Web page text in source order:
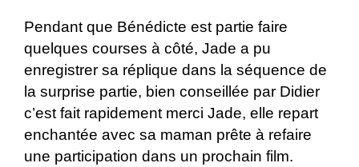
Pendant que Bénédicte est partie faire
quelques courses à côté, Jade a pu
enregistrer sa réplique dans la séquence de
la surprise partie, bien conseillée par Didier
c’est fait rapidement merci Jade, elle repart
enchantée avec sa maman prête à refaire
une participation dans un prochain film.